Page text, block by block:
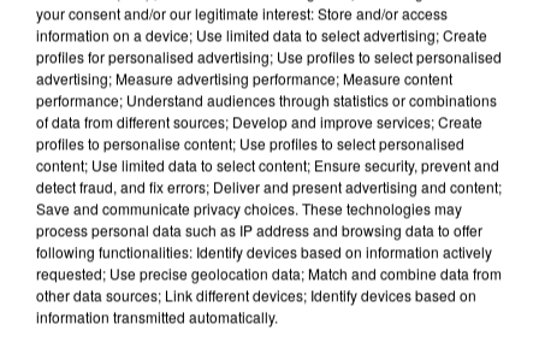
APRÈS TOUTES CES CANICULES, LES REFUGES
your consent and/or our legitimate interest: Store and/or access
information on a device; Use limited data to select advertising; Create
profiles for personalised advertising; Use profiles to select personalised
advertising; Measure advertising performance; Measure content
performance; Understand audiences through statistics or combinations
of data from different sources; Develop and improve services; Create
profiles to personalise content; Use profiles to select personalised
content; Use limited data to select content; Ensure security, prevent and
detect fraud, and fix errors; Deliver and present advertising and content;
Save and communicate privacy choices. These technologies may
process personal data such as IP address and browsing data to offer
following functionalities: Identify devices based on information actively
requested; Use precise geolocation data; Match and combine data from
other data sources; Link different devices; Identify devices based on
information transmitted automatically.